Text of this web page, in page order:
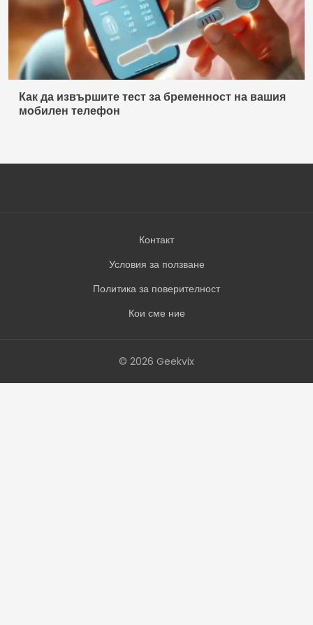
Как да извършите тест за бременност на вашия
мобилен телефон
Контакт
Условия за ползване
Политика за поверителност
Кои сме ние
© 2026 Geekvix